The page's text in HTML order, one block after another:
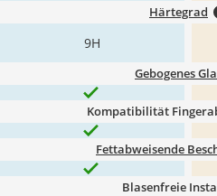
Härtegrad
9H
Gebogenes
Kompatibilität
Fettabweisende
Blasenfreie